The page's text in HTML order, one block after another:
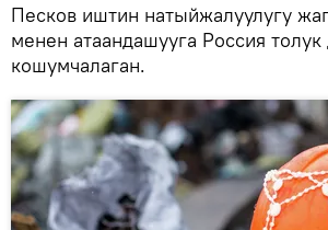
Песков иштин натыйжалуулугу
менен атаандашууга Россия толук
кошумчалаган.